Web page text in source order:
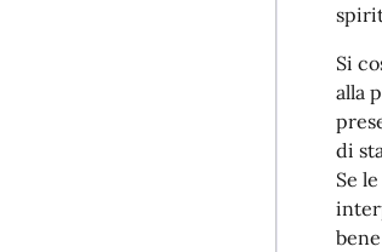
Si
alla
di
Se